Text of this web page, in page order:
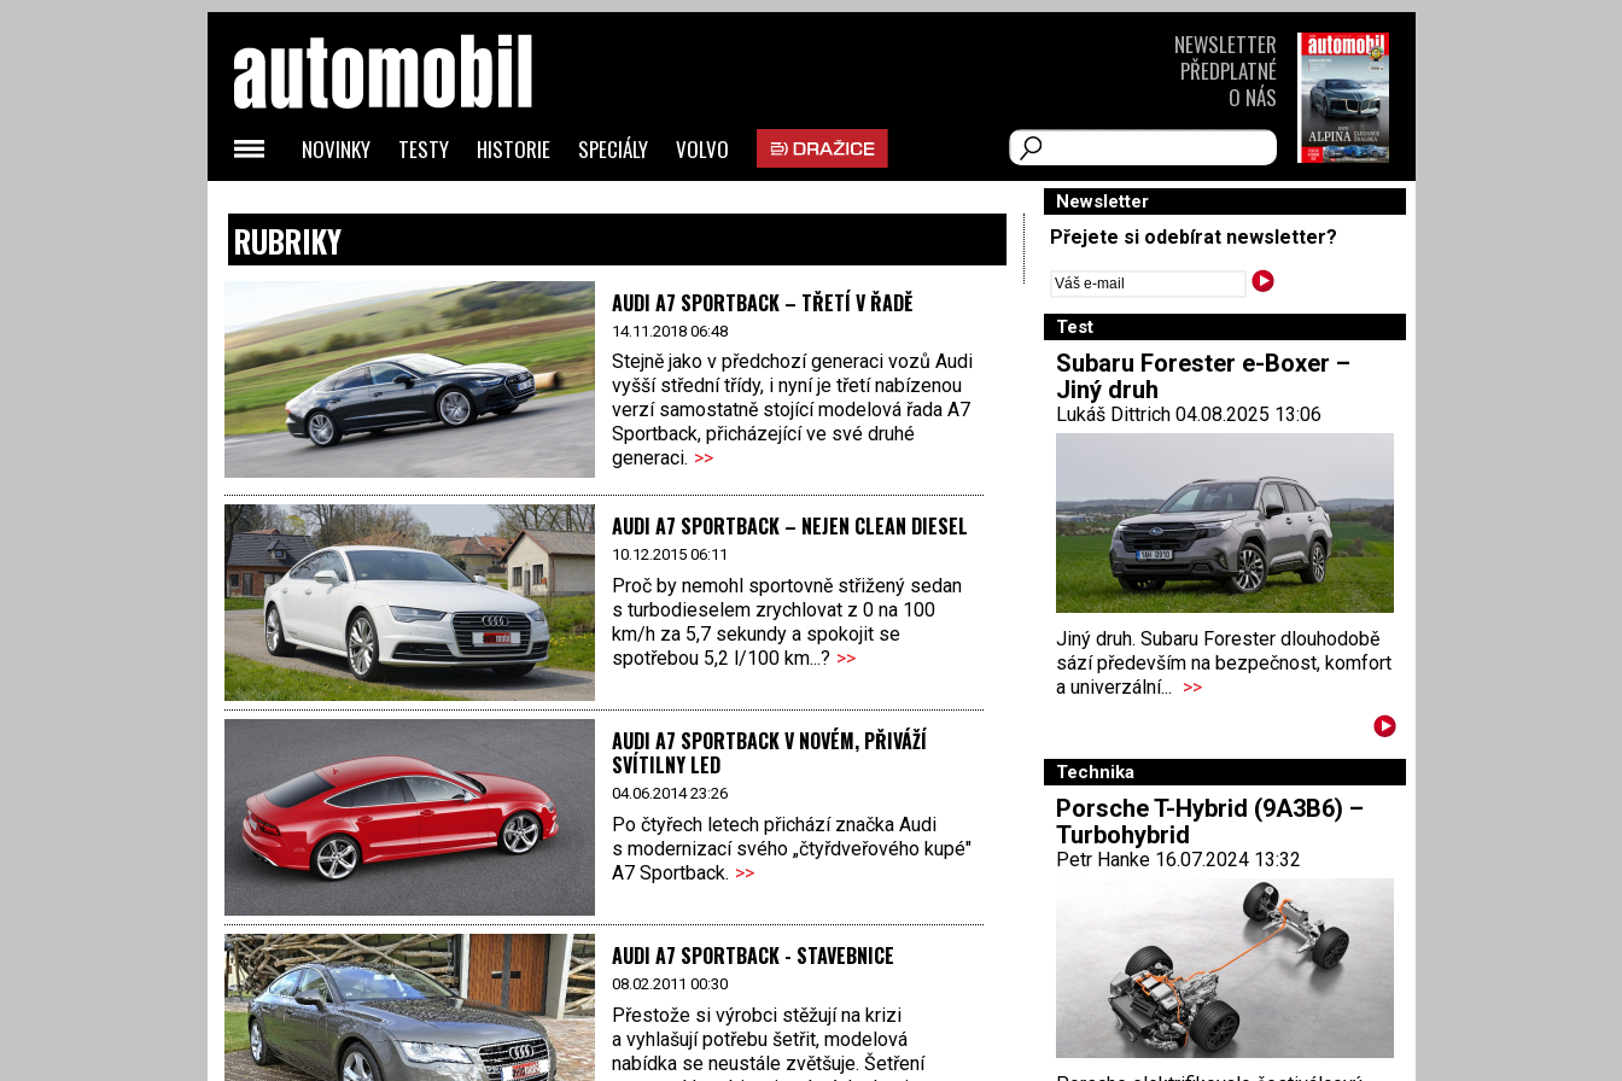
RUBRIKY
AUDI A7 SPORTBACK – TŘETÍ V ŘADĚ
14.11.2018 06:48
Stejně jako v předchozí generaci vozů Audi
vyšší střední třídy, i nyní je třetí nabízenou
verzí samostatně stojící modelová řada A7
Sportback, přicházející ve své druhé
generaci. >>
AUDI A7 SPORTBACK – NEJEN CLEAN DIESEL
10.12.2015 06:11
Proč by nemohl sportovně střižený sedan
s turbodieselem zrychlovat z 0 na 100
km/h za 5,7 sekundy a spokojit se
spotřebou 5,2 l/100 km...? >>
AUDI A7 SPORTBACK V NOVÉM, PŘIVÁŽÍ
SVÍTILNY LED
04.06.2014 23:26
Po čtyřech letech přichází značka Audi
s modernizací svého „čtyřdveřového kupé"
A7 Sportback. >>
AUDI A7 SPORTBACK - STAVEBNICE
08.02.2011 00:30
Přestože si výrobci stěžují na krizi
a vyhlašují potřebu šetřit, modelová
nabídka se neustále zvětšuje. Šetření
Newsletter
Přejete si odebírat newsletter?
Test
Subaru Forester e-Boxer –
Jiný druh
Lukáš Dittrich 04.08.2025 13:06
Jiný druh. Subaru Forester dlouhodobě
sází především na bezpečnost, komfort
a univerzální... >>
Technika
Porsche T-Hybrid (9A3B6) –
Turbohybrid
Petr Hanke 16.07.2024 13:32
NOVINKY TESTY HISTORIE SPECIÁLY VOLVO
NEWSLETTER
PŘEDPLATNÉ
O NÁS